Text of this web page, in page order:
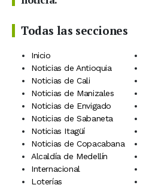
Todas las secciones
Inicio
Noticias de Antioquia
Noticias de Cali
Noticias de Manizales
Noticias de Envigado
Noticias de Sabaneta
Noticias Itagüí
Noticias de Copacabana
Alcaldía de Medellín
Internacional
Loterías